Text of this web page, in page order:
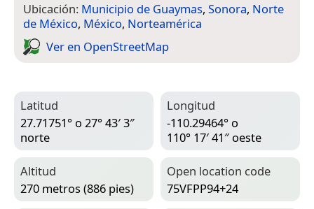
Ubicación: Municipio de Guaymas, Sonora, Norte
de México, México, Norteamérica
Ver en Open­Street­Map
Latitud
27.71751° o 27° 43′ 3″
norte
Longitud
-110.29464° o
110° 17′ 41″ oeste
Altitud
270 metros (886 pies)
Open location code
75VFPP94+24